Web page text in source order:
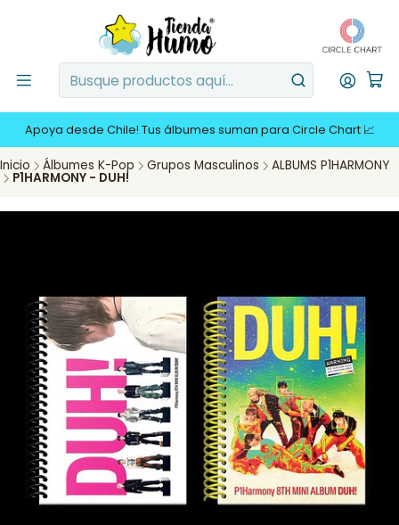
Apoya desde Chile! Tus álbumes suman para Circle Chart 📈
Inicio Álbumes K-Pop Grupos Masculinos ALBUMS P1HARMONY
P1HARMONY - DUH!